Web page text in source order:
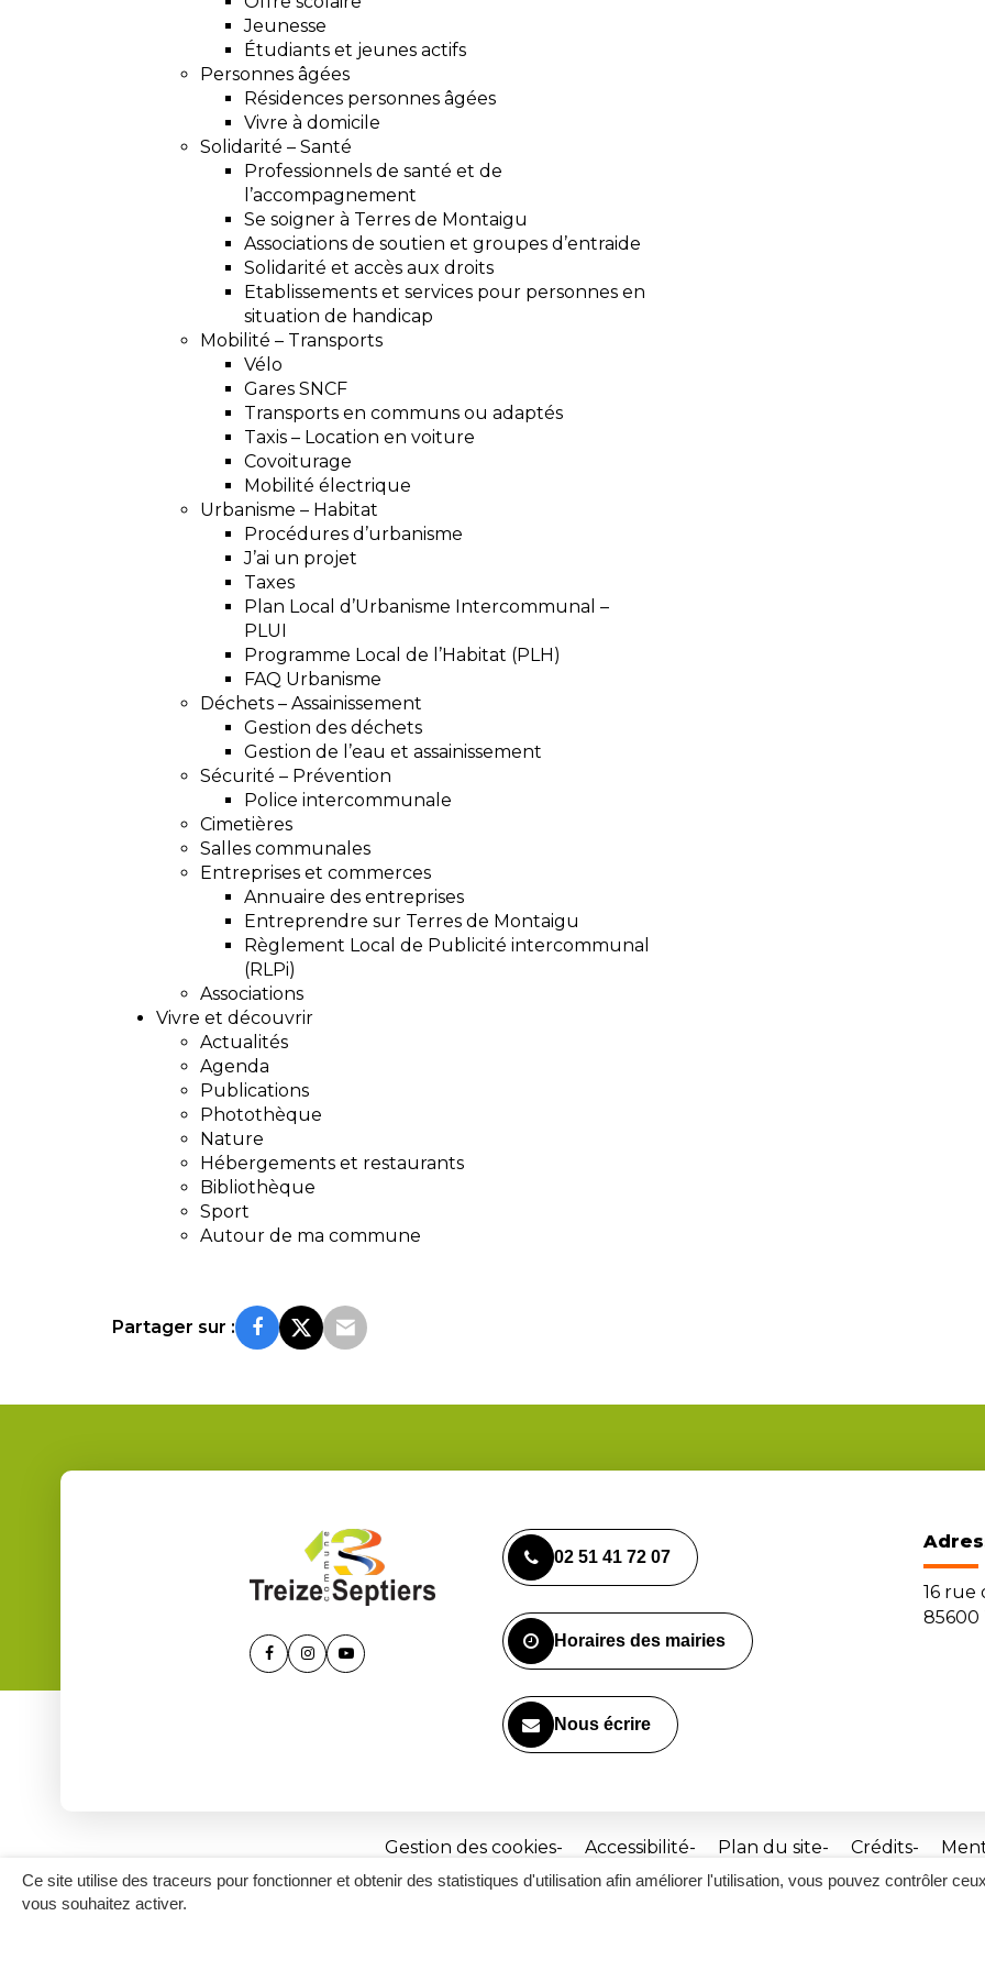
Ce site utilise des traceurs pour fonctionner et obtenir des statistiques d'utilisation afin améliorer l'utilisation, vous pouvez contrôler
vous souhaitez activer.
Jeunesse
Étudiants et jeunes actifs
Personnes âgées
Résidences personnes âgées
Vivre à domicile
Solidarité – Santé
Professionnels de santé et de
l’accompagnement
Se soigner à Terres de Montaigu
Associations de soutien et groupes d’entraide
Solidarité et accès aux droits
Etablissements et services pour personnes en
situation de handicap
Mobilité – Transports
Vélo
Gares SNCF
Transports en communs ou adaptés
Taxis – Location en voiture
Covoiturage
Mobilité électrique
Urbanisme – Habitat
Procédures d’urbanisme
J’ai un projet
Taxes
Plan Local d’Urbanisme Intercommunal –
PLUI
Programme Local de l’Habitat (PLH)
FAQ Urbanisme
Déchets – Assainissement
Gestion des déchets
Gestion de l’eau et assainissement
Sécurité – Prévention
Police intercommunale
Cimetières
Salles communales
Entreprises et commerces
Annuaire des entreprises
Entreprendre sur Terres de Montaigu
Règlement Local de Publicité intercommunal
(RLPi)
Associations
Vivre et découvrir
Actualités
Agenda
Publications
Photothèque
Nature
Hébergements et restaurants
Bibliothèque
Sport
Autour de ma commune
Partager sur :
Lien Lien Lien
02 51 41 72 07
Horaires des mairies
Nous écrire
16 rue
85600
Gestion des cookies Accessibilité Plan du site Crédits